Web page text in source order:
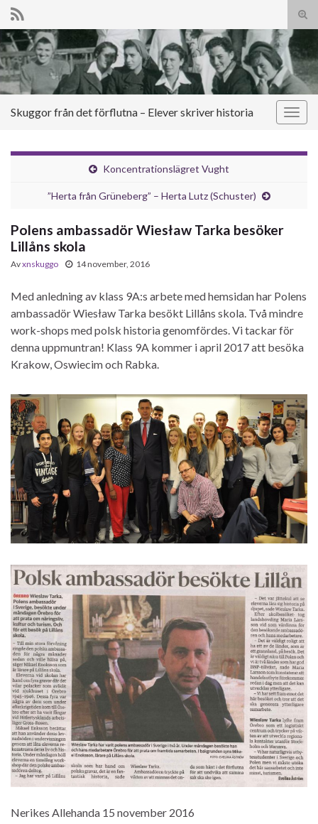
Slå
på/
Search for:
Slå
Skuggor från det förflutna – Elever skriver historia
Koncentrationslägret Vught
”Herta från Grüneberg” – Herta Lutz (Schuster)
Polens ambassadör Wiesław Tarka besöker
Lillåns skola
Avxnskuggo 14 november, 2016
Med anledning av klass 9A:s arbete med hemsidan har Polens
ambassadör Wiesław Tarka besökt Lillåns skola. Två mindre
work-shops med polsk historia genomfördes. Vi tackar för
denna uppmuntran! Klass 9A kommer i april 2017 att besöka
Krakow, Oswiecim och Rabka.
Nerikes Allehanda 15 november 2016